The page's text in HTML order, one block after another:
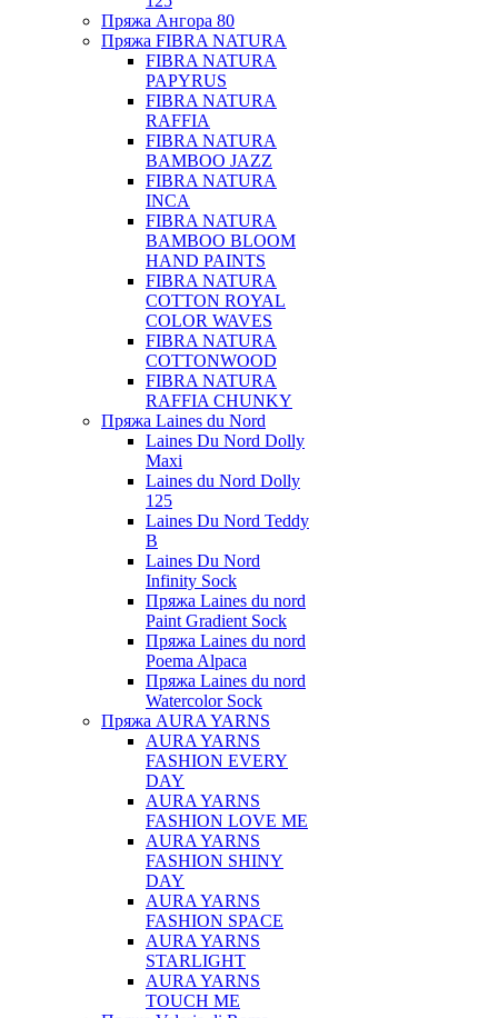
Пряжа Ангора 80
Пряжа FIBRA NATURA
FIBRA NATURA
PAPYRUS
FIBRA NATURA
RAFFIA
FIBRA NATURA
BAMBOO JAZZ
FIBRA NATURA
INCA
FIBRA NATURA
BAMBOO BLOOM
HAND PAINTS
FIBRA NATURA
COTTON ROYAL
COLOR WAVES
FIBRA NATURA
COTTONWOOD
FIBRA NATURA
RAFFIA CHUNKY
Пряжа Laines du Nord
Laines Du Nord Dolly
Maxi
Laines du Nord Dolly
125
Laines Du Nord Teddy
B
Laines Du Nord
Infinity Sock
Пряжа Laines du nord
Paint Gradient Sock
Пряжа Laines du nord
Poema Alpaca
Пряжа Laines du nord
Watercolor Sock
Пряжа AURA YARNS
AURA YARNS
FASHION EVERY
DAY
AURA YARNS
FASHION LOVE ME
AURA YARNS
FASHION SHINY
DAY
AURA YARNS
FASHION SPACE
AURA YARNS
STARLIGHT
AURA YARNS
TOUCH ME